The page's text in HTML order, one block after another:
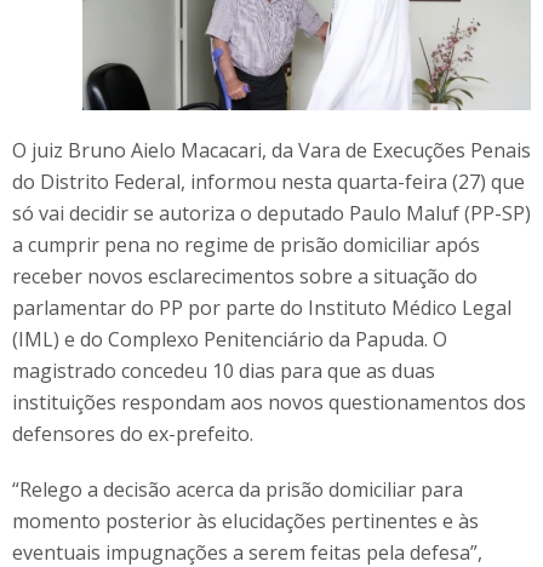
O juiz Bruno Aielo Macacari, da Vara de Execuções Penais
do Distrito Federal, informou nesta quarta-feira (27) que
só vai decidir se autoriza o deputado Paulo Maluf (PP-SP)
a cumprir pena no regime de prisão domiciliar após
receber novos esclarecimentos sobre a situação do
parlamentar do PP por parte do Instituto Médico Legal
(IML) e do Complexo Penitenciário da Papuda. O
magistrado concedeu 10 dias para que as duas
instituições respondam aos novos questionamentos dos
defensores do ex-prefeito.
“Relego a decisão acerca da prisão domiciliar para
momento posterior às elucidações pertinentes e às
eventuais impugnações a serem feitas pela defesa”,